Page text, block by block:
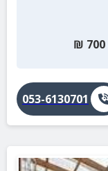
700
₪
053-6130701